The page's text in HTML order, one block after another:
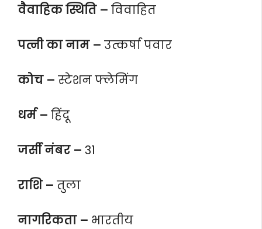
वैवाहिक स्थिति – विवाहित
पत्नी का नाम – उत्कर्षा पवार
कोच – स्टेशन फ्लेमिंग
धर्म – हिंदू
जर्सी नंबर – 31
राशि – तुला
नागरिकता – भारतीय